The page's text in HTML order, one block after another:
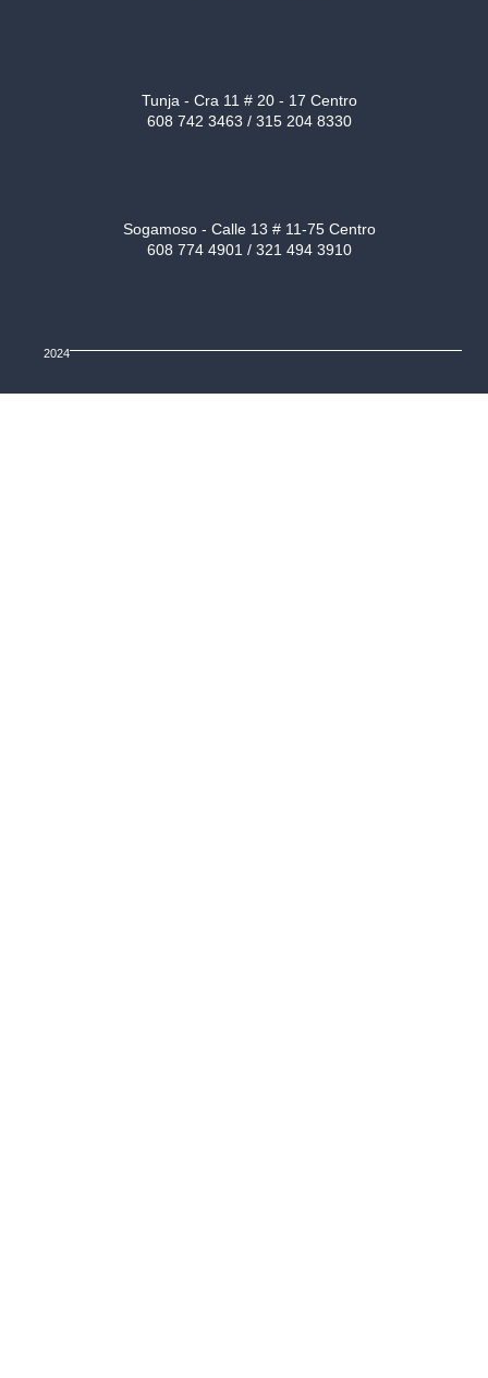
Tunja - Cra 11 # 20 - 17 Centro
608 742 3463 / 315 204 8330
Sogamoso - Calle 13 # 11-75 Centro
608 774 4901 / 321 494 3910
2024